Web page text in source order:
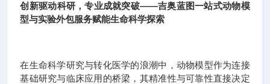
创新驱动科研，专业成就突破——吉奥蓝图一站式动物模
型与实验外包服务赋能生命科学探索
在生命科学研究与转化医学的浪潮中，动物模型作为连接
基础研究与临床应用的桥梁，其精准性与可靠性直接决定